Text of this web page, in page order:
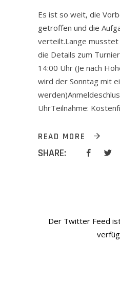
Es ist so weit, die
getroffen und die
verteilt.Lange
die Details zum
14:00 Uhr (Je nach
wird der Sonntag mit
UhrTeilnahme:
READ MORE
SHARE:
Der Twitter Feed